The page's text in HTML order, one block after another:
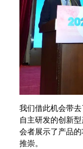
我们借此机会带
自主研发的创新
会者展示了产品
推崇。